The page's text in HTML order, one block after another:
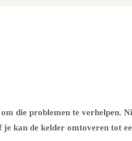
die problemen te verhelpen.
kan de kelder omtoveren tot